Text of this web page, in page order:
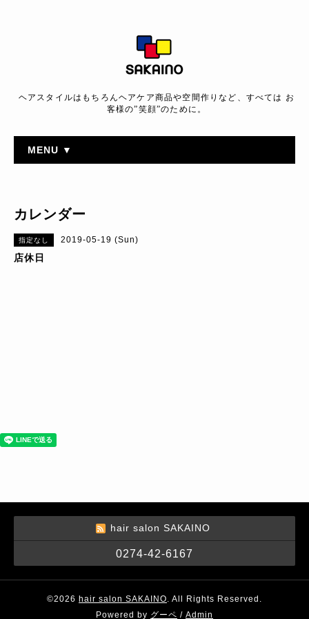
ヘアスタイルはもちろんヘアケア商品や空間作りなど、すべては お
客様の”笑顔”のために。
MENU ▼
カレンダー
指定なし 2019-05-19 (Sun)
店休日
hair salon SAKAINO
0274-42-6167
©2026 hair salon SAKAINO. All Rights Reserved.
Powered by グーペ / Admin